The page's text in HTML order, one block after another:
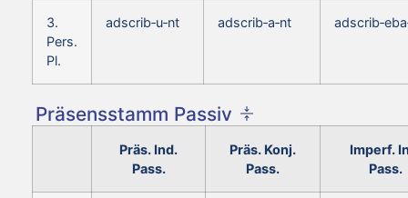
3.
Pers.
Pl.
adscrib‑u‑nt adscrib‑a‑nt
Präsensstamm Passiv
Präs. Ind.
Pass.
Präs. Konj.
Pass.
Imperf.
Pass.